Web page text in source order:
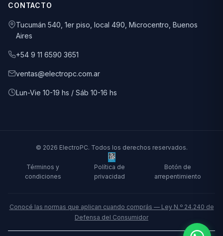
CONTACTO
Tucumán 540, 1er piso, local 490, Microcentro, Buenos
Aires
+54 9 11 6590 3651
ventas@electropc.com.ar
Lun-Vie 10-19 hs / Sáb 10-16 hs
© 2026 ElectroPC. Todos los derechos reservados.
Términos y
condiciones
Política de
privacidad
Botón de
arrepentimiento
Conocé las normas que aplican cuando comprás — Ley N.º 24.240 de
Defensa del Consumidor